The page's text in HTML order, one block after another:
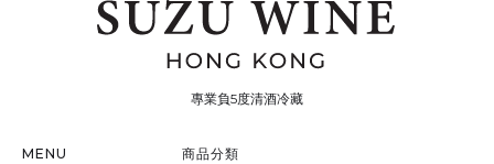
專業負5度清酒冷藏
MENU 商品分類